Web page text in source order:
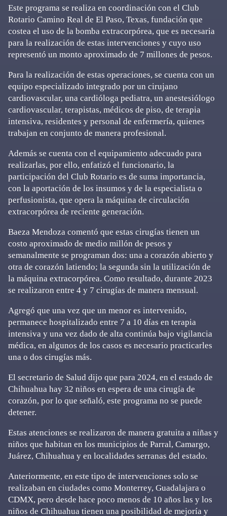
Este programa se realiza en coordinación con el Club
Rotario Camino Real de El Paso, Texas, fundación que
costea el uso de la bomba extracorpórea, que es necesaria
para la realización de estas intervenciones y cuyo uso
representó un monto aproximado de 7 millones de pesos.
Para la realización de estas operaciones, se cuenta con un
equipo especializado integrado por un cirujano
cardiovascular, una cardióloga pediatra, un anestesiólogo
cardiovascular, terapistas, médicos de piso, de terapia
intensiva, residentes y personal de enfermería, quienes
trabajan en conjunto de manera profesional.
Además se cuenta con el equipamiento adecuado para
realizarlas, por ello, enfatizó el funcionario, la
participación del Club Rotario es de suma importancia,
con la aportación de los insumos y de la especialista o
perfusionista, que opera la máquina de circulación
extracorpórea de reciente generación.
Baeza Mendoza comentó que estas cirugías tienen un
costo aproximado de medio millón de pesos y
semanalmente se programan dos: una a corazón abierto y
otra de corazón latiendo; la segunda sin la utilización de
la máquina extracorpórea. Como resultado, durante 2023
se realizaron entre 4 y 7 cirugías de manera mensual.
Agregó que una vez que un menor es intervenido,
permanece hospitalizado entre 7 a 10 días en terapia
intensiva y una vez dado de alta continúa bajo vigilancia
médica, en algunos de los casos es necesario practicarles
una o dos cirugías más.
El secretario de Salud dijo que para 2024, en el estado de
Chihuahua hay 32 niños en espera de una cirugía de
corazón, por lo que señaló, este programa no se puede
detener.
Estas atenciones se realizaron de manera gratuita a niñas y
niños que habitan en los municipios de Parral, Camargo,
Juárez, Chihuahua y en localidades serranas del estado.
Anteriormente, en este tipo de intervenciones solo se
realizaban en ciudades como Monterrey, Guadalajara o
CDMX, pero desde hace poco menos de 10 años las y los
niños de Chihuahua tienen una posibilidad de mejoría y